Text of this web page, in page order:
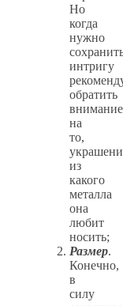
Но
когда
нужно
интригу
обратить
внимание
на
то,
из
какого
металла
она
любит
носить;
Размер.
Конечно,
в
силу